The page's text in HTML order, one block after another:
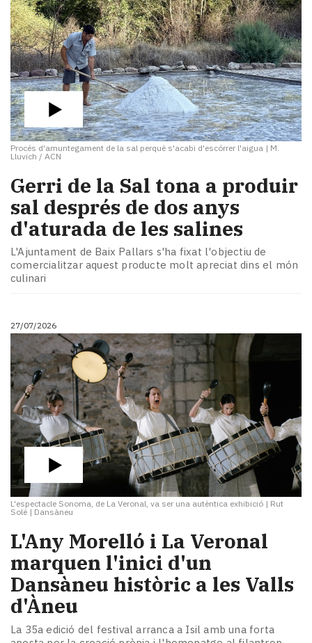
Procés d'amuntegament de la sal perquè s'acabi d'escórrer l'aigua | M.
Lluvich / ACN
​Gerri de la Sal tona a produir
sal després de dos anys
d'aturada de les salines
L'Ajuntament de Baix Pallars s'ha fixat l'objectiu de
comercialitzar aquest producte molt apreciat dins el món
culinari
27/07/2026
L'espectacle Sonoma, de La Veronal, va ser una autèntica exhibició | Rut
Solé | Dansàneu
L'Any Morelló i La Veronal
marquen l'inici d'un
Dansàneu històric a les Valls
d'Àneu
La 35a edició del festival arranca a Isil amb una forta